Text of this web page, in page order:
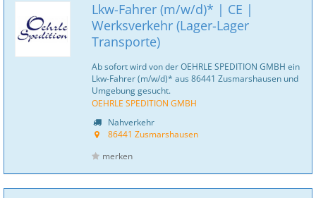
Lkw-Fahrer (m/w/d)* | CE |
Werksverkehr (Lager-Lager
Transporte)
Ab sofort wird von der OEHRLE SPEDITION GMBH ein
Lkw-Fahrer (m/w/d)* aus 86441 Zusmarshausen und
Umgebung gesucht.
OEHRLE SPEDITION GMBH
Nahverkehr
86441 Zusmarshausen
merken